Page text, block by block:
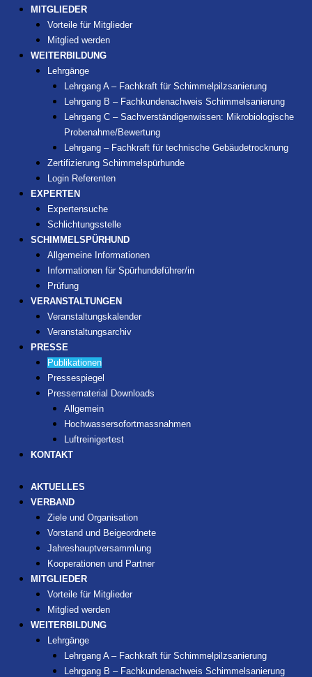
MITGLIEDER
Vorteile für Mitglieder
Mitglied werden
WEITERBILDUNG
Lehrgänge
Lehrgang A – Fachkraft für Schimmelpilzsanierung
Lehrgang B – Fachkundenachweis Schimmelsanierung
Lehrgang C – Sachverständigenwissen: Mikrobiologische
Probenahme/Bewertung
Lehrgang – Fachkraft für technische Gebäudetrocknung
Zertifizierung Schimmelspürhunde
Login Referenten
EXPERTEN
Expertensuche
Schlichtungsstelle
SCHIMMELSPÜRHUND
Allgemeine Informationen
Informationen für Spürhundeführer/in
Prüfung
VERANSTALTUNGEN
Veranstaltungskalender
Veranstaltungsarchiv
PRESSE
Publikationen
Pressespiegel
Pressematerial Downloads
Allgemein
Hochwassersofortmassnahmen
Luftreinigertest
KONTAKT
AKTUELLES
VERBAND
Ziele und Organisation
Vorstand und Beigeordnete
Jahreshauptversammlung
Kooperationen und Partner
MITGLIEDER
Vorteile für Mitglieder
Mitglied werden
WEITERBILDUNG
Lehrgänge
Lehrgang A – Fachkraft für Schimmelpilzsanierung
Lehrgang B – Fachkundenachweis Schimmelsanierung